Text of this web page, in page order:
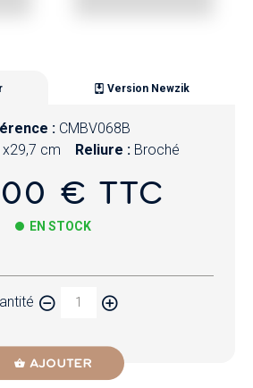
Version Newzik
: CMBV068B
cm Reliure : Broché
€ TTC
EN STOCK
AJOUTER